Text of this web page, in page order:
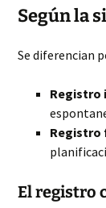
Según la
Se diferencian
Registro
Registro
El registro